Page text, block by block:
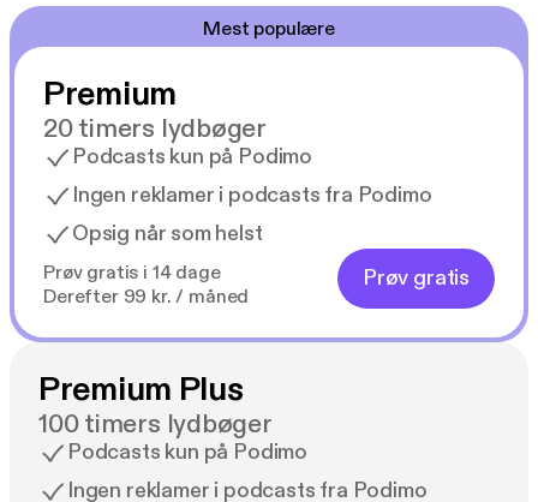
Mest populære
Premium
20 timers lydbøger
Podcasts kun på Podimo
Ingen reklamer i podcasts fra Podimo
Opsig når som helst
Prøv gratis i 14 dage
Derefter 99 kr. / måned
Prøv gratis
Premium Plus
100 timers lydbøger
Podcasts kun på Podimo
Ingen reklamer i podcasts fra Podimo